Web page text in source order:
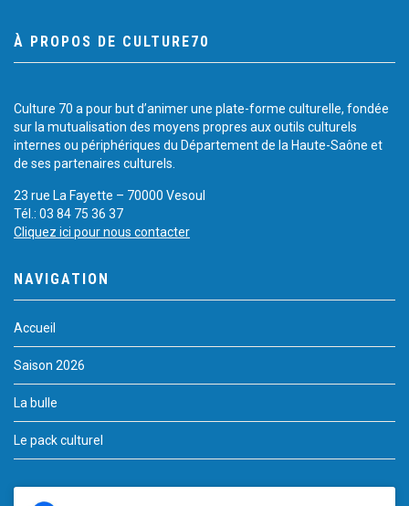
À PROPOS DE CULTURE70
Culture 70 a pour but d’animer une plate-forme culturelle, fondée
sur la mutualisation des moyens propres aux outils culturels
internes ou périphériques du Département de la Haute-Saône et
de ses partenaires culturels.
23 rue La Fayette – 70000 Vesoul
Tél.: 03 84 75 36 37
Cliquez ici pour nous contacter
NAVIGATION
Accueil
Saison 2026
La bulle
Le pack culturel